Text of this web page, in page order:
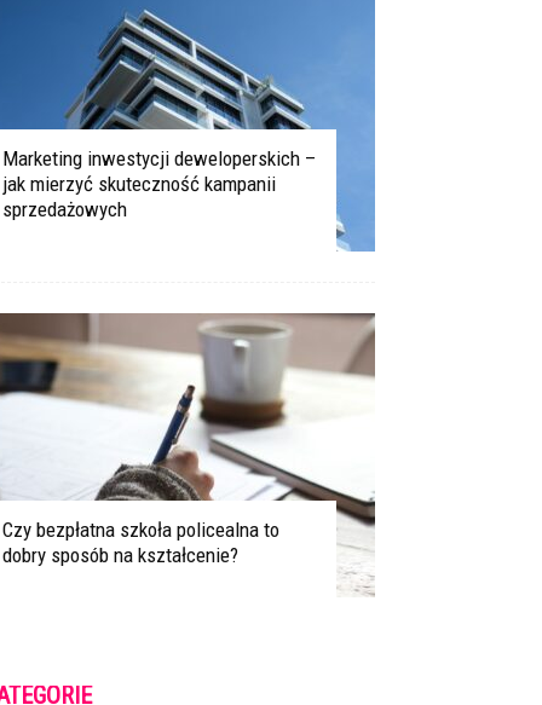
Marketing inwestycji deweloperskich –
jak mierzyć skuteczność kampanii
sprzedażowych
Czy bezpłatna szkoła policealna to
dobry sposób na kształcenie?